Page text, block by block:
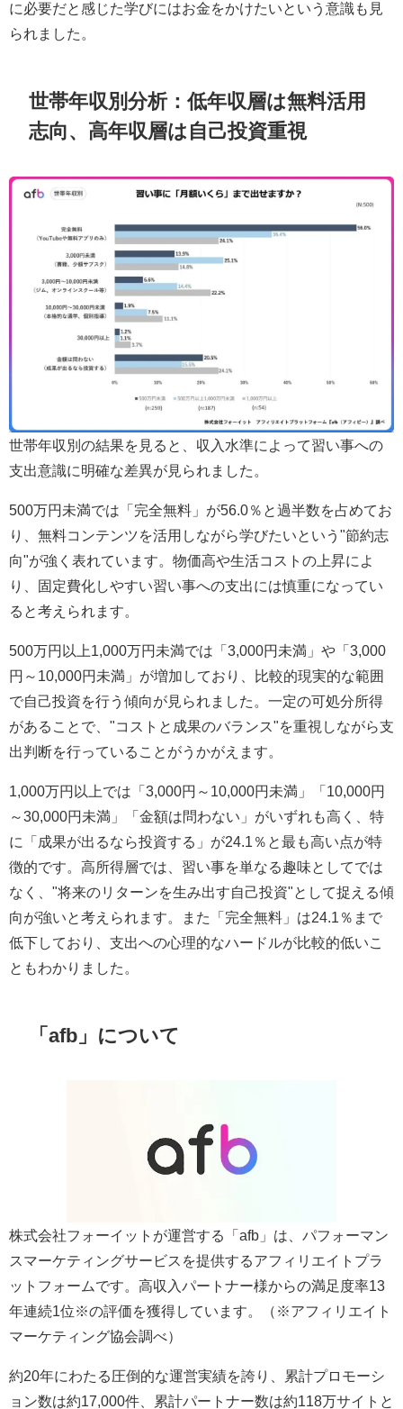
に必要だと感じた学びにはお金をかけたいという意識も見
られました。
世帯年収別分析：低年収層は無料活用
志向、高年収層は自己投資重視
世帯年収別の結果を見ると、収入水準によって習い事への
支出意識に明確な差異が見られました。
500万円未満では「完全無料」が56.0％と過半数を占めてお
り、無料コンテンツを活用しながら学びたいという"節約志
向"が強く表れています。物価高や生活コストの上昇によ
り、固定費化しやすい習い事への支出には慎重になってい
ると考えられます。
500万円以上1,000万円未満では「3,000円未満」や「3,000
円～10,000円未満」が増加しており、比較的現実的な範囲
で自己投資を行う傾向が見られました。一定の可処分所得
があることで、"コストと成果のバランス"を重視しながら支
出判断を行っていることがうかがえます。
1,000万円以上では「3,000円～10,000円未満」「10,000円
～30,000円未満」「金額は問わない」がいずれも高く、特
に「成果が出るなら投資する」が24.1％と最も高い点が特
徴的です。高所得層では、習い事を単なる趣味としてでは
なく、"将来のリターンを生み出す自己投資"として捉える傾
向が強いと考えられます。また「完全無料」は24.1％まで
低下しており、支出への心理的なハードルが比較的低いこ
ともわかりました。
「afb」について
株式会社フォーイットが運営する「afb」は、パフォーマン
スマーケティングサービスを提供するアフィリエイトプラ
ットフォームです。高収入パートナー様からの満足度率13
年連続1位※の評価を獲得しています。（※アフィリエイト
マーケティング協会調べ）
約20年にわたる圧倒的な運営実績を誇り、累計プロモーシ
ョン数は約17,000件、累計パートナー数は約118万サイトと